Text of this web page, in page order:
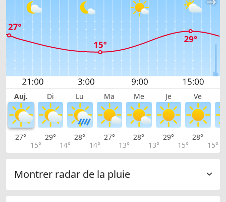
Auj. Di Lu Ma Me Je Ve
27°
15°
29°
14°
28°
14°
27°
13°
28°
13°
29°
15°
28°
15°
Montrer radar de la pluie